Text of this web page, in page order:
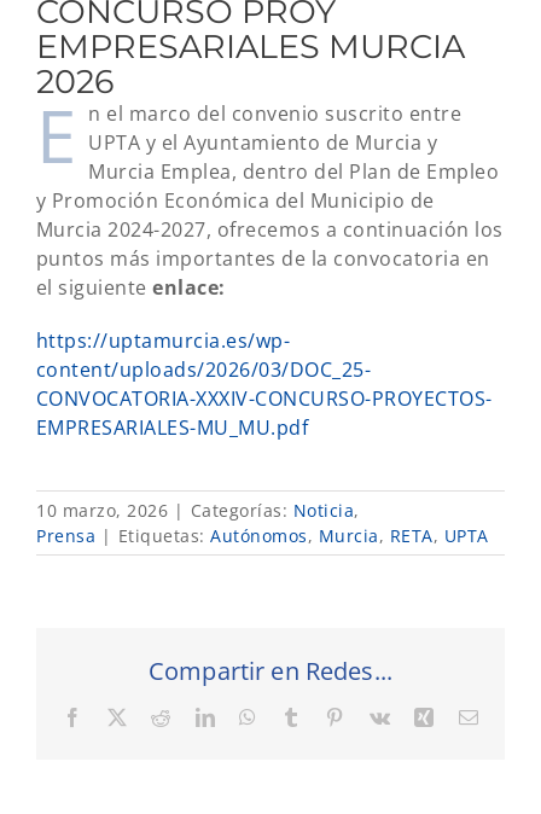
CONCURSO PROY
EMPRESARIALES MURCIA
2026
E
n el marco del convenio suscrito entre
UPTA y el Ayuntamiento de Murcia y
Murcia Emplea, dentro del Plan de Empleo
y Promoción Económica del Municipio de
Murcia 2024-2027, ofrecemos a continuación los
puntos más importantes de la convocatoria en
el siguienteenlace:
https://uptamurcia.es/wp-
content/uploads/2026/03/DOC_25-
CONVOCATORIA-XXXIV-CONCURSO-PROYECTOS-
EMPRESARIALES-MU_MU.pdf
10 marzo, 2026 | Categorías: Noticia,
Prensa | Etiquetas: Autónomos, Murcia, RETA, UPTA
Compartir en Redes...
Facebook RedditLinkedInWhatsApp
Tumblr Pinterest
Vk XingCorreo